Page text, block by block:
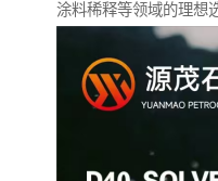
涂料稀释等领域的理想